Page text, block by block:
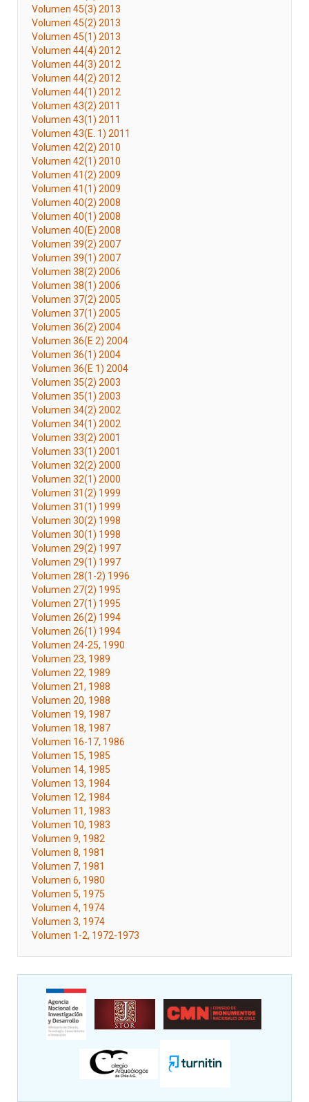
Volumen 45(3) 2013
Volumen 45(2) 2013
Volumen 45(1) 2013
Volumen 44(4) 2012
Volumen 44(3) 2012
Volumen 44(2) 2012
Volumen 44(1) 2012
Volumen 43(2) 2011
Volumen 43(1) 2011
Volumen 43(E. 1) 2011
Volumen 42(2) 2010
Volumen 42(1) 2010
Volumen 41(2) 2009
Volumen 41(1) 2009
Volumen 40(2) 2008
Volumen 40(1) 2008
Volumen 40(E) 2008
Volumen 39(2) 2007
Volumen 39(1) 2007
Volumen 38(2) 2006
Volumen 38(1) 2006
Volumen 37(2) 2005
Volumen 37(1) 2005
Volumen 36(2) 2004
Volumen 36(E 2) 2004
Volumen 36(1) 2004
Volumen 36(E 1) 2004
Volumen 35(2) 2003
Volumen 35(1) 2003
Volumen 34(2) 2002
Volumen 34(1) 2002
Volumen 33(2) 2001
Volumen 33(1) 2001
Volumen 32(2) 2000
Volumen 32(1) 2000
Volumen 31(2) 1999
Volumen 31(1) 1999
Volumen 30(2) 1998
Volumen 30(1) 1998
Volumen 29(2) 1997
Volumen 29(1) 1997
Volumen 28(1-2) 1996
Volumen 27(2) 1995
Volumen 27(1) 1995
Volumen 26(2) 1994
Volumen 26(1) 1994
Volumen 24-25, 1990
Volumen 23, 1989
Volumen 22, 1989
Volumen 21, 1988
Volumen 20, 1988
Volumen 19, 1987
Volumen 18, 1987
Volumen 16-17, 1986
Volumen 15, 1985
Volumen 14, 1985
Volumen 13, 1984
Volumen 12, 1984
Volumen 11, 1983
Volumen 10, 1983
Volumen 9, 1982
Volumen 8, 1981
Volumen 7, 1981
Volumen 6, 1980
Volumen 5, 1975
Volumen 4, 1974
Volumen 3, 1974
Volumen 1-2, 1972-1973